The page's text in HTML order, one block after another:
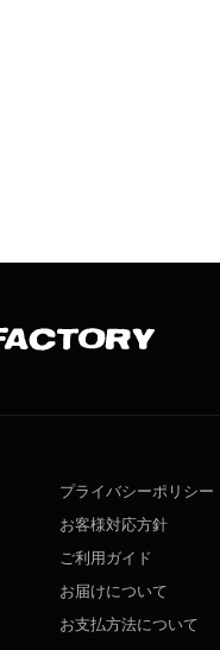
プライバシーポリシー
お客様対応方針
ご利用ガイド
お届けについて
お支払方法について